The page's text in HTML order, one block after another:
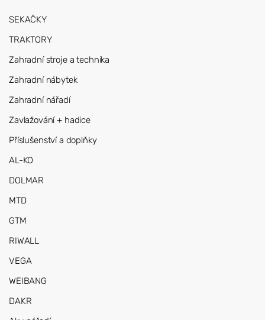
SEKAČKY
TRAKTORY
Zahradní stroje a technika
Zahradní nábytek
Zahradní nářadí
Zavlažování + hadice
Příslušenství a doplňky
AL-KO
DOLMAR
MTD
GTM
RIWALL
VEGA
WEIBANG
DAKR